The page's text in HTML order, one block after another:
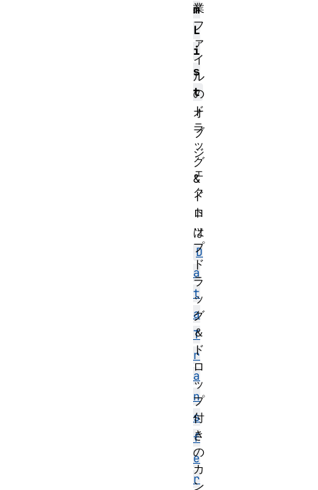
m
L
i
s
t
オ
ブ
ジ
ェ
ク
ト
は
D
a
t
a
T
r
a
n
s
f
e
r
業
フ
ァ
イ
ル
の
ド
ラ
ッ
グ
&
ド
ロ
ッ
プ
ド
ラ
ッ
グ
＆
ド
ロ
ッ
プ
付
き
の
カ
ン